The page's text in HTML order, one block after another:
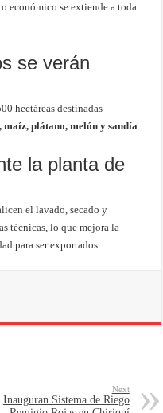
económico se extiende a toda
se verán
hectáreas destinadas
maíz, plátano, melón y sandía.
la planta de
el lavado, secado y
técnicas, lo que mejora la
para ser exportados.
Next
Inauguran Sistema de Riego